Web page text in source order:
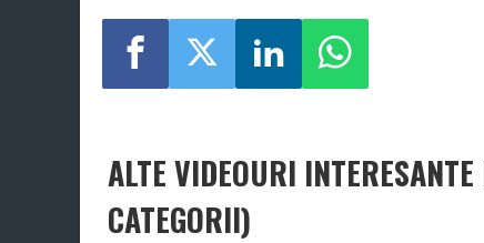
ALTE VIDEOURI
CATEGORII)